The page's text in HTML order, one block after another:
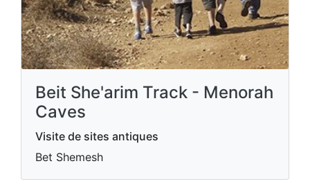
Beit She'arim Track - Menorah
Caves
Visite de sites antiques
Bet Shemesh